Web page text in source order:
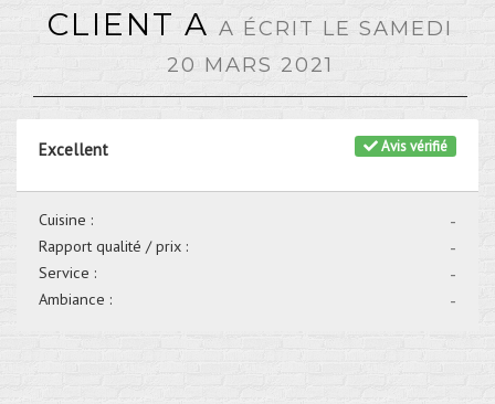
CLIENT A A ÉCRIT LE SAMEDI
20 MARS 2021
Avis vérifié
Excellent
-
Cuisine :
-
Rapport qualité / prix :
-
Service :
-
Ambiance :